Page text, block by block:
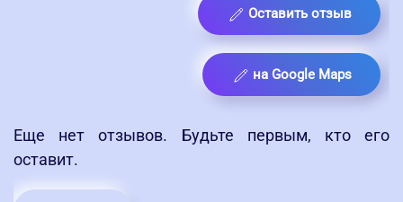
Оставить отзыв
на Google Maps
Еще нет отзывов. Будьте первым, кто его
оставит.